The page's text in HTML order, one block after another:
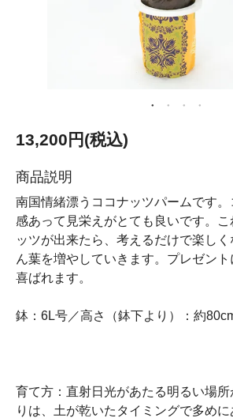
13,200円(税込)
商品説明
南国情緒漂うココナッツパームです
感あって見栄えがとても良いです。
ッツが出来たら、考えるだけで楽し
ん葉を増やしていきます。プレゼン
喜ばれます。
鉢：6L号／高さ（鉢下より）：約
育て方：直射日光があたる明るい場
りは、土が乾いたタイミングで多めに